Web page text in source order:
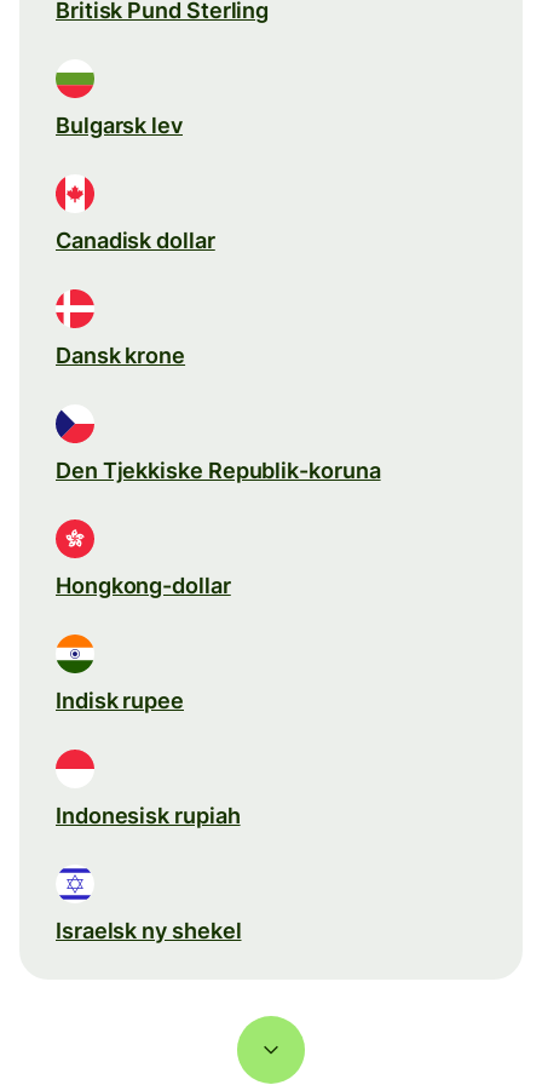
Britisk Pund Sterling
Bulgarsk lev
Canadisk dollar
Dansk krone
Den Tjekkiske Republik-koruna
Hongkong-dollar
Indisk rupee
Indonesisk rupiah
Israelsk ny shekel